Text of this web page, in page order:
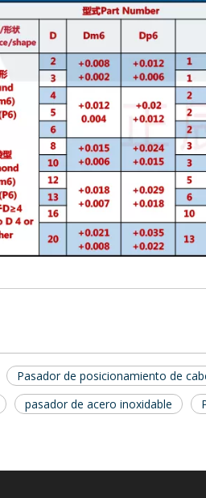
Pasador de posicionamiento de
pasador de acero inoxidable